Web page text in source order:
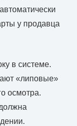
у продавца
в системе.
«липовые»
осмотра.